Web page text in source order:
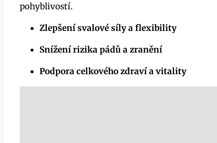
pohyblivostí.
Zlepšení svalové síly a flexibility
Snížení rizika pádů a zranění
Podpora celkového zdraví a vitality